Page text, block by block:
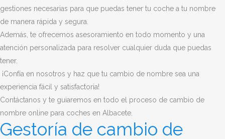
gestiones necesarias para que puedas tener tu coche a tu nombre
de manera rápida y segura.
Además, te ofrecemos asesoramiento en todo momento y una
atención personalizada para resolver cualquier duda que puedas
tener.
¡Confía en nosotros y haz que tu cambio de nombre sea una
experiencia fácil y satisfactoria!
Contáctanos y te guiaremos en todo el proceso de cambio de
nombre online para coches en Albacete.
Gestoría de cambio de